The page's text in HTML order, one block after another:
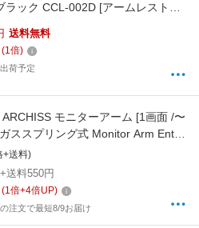
ラック CCL-002D [アームレストあ
送料無料
(1倍)
荷予定
モニターアーム [1画面 /〜
ススプリング式 Monitor Arm Entry
MABE01
+送料)
+送料550円
(1倍+4倍UP)
注文で最短8/9お届け